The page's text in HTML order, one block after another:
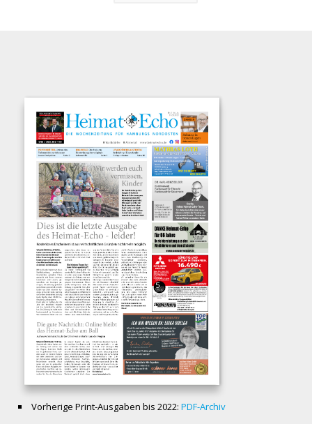
Vorherige Print-Ausgaben bis 2022: PDF-Archiv